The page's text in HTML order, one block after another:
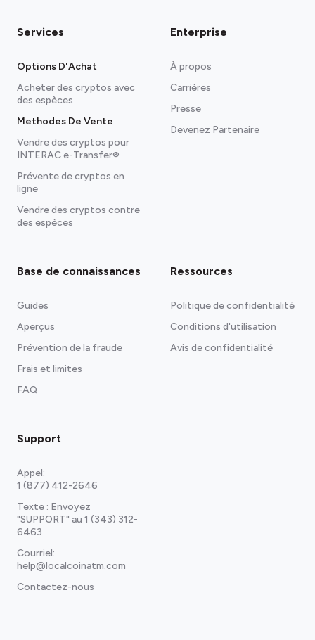
Services
Options D'Achat
Acheter des cryptos avec
des espèces
Methodes De Vente
Vendre des cryptos pour
INTERAC e-Transfer®
Prévente de cryptos en
ligne
Vendre des cryptos contre
des espèces
Enterprise
À propos
Carrières
Presse
Devenez Partenaire
Base de connaissances
Guides
Aperçus
Prévention de la fraude
Frais et limites
FAQ
Ressources
Politique de confidentialité
Conditions d'utilisation
Avis de confidentialité
Support
Appel:
1 (877) 412-2646
Texte : Envoyez
"SUPPORT" au 1 (343) 312-
6463
Courriel:
help@localcoinatm.com
Contactez-nous